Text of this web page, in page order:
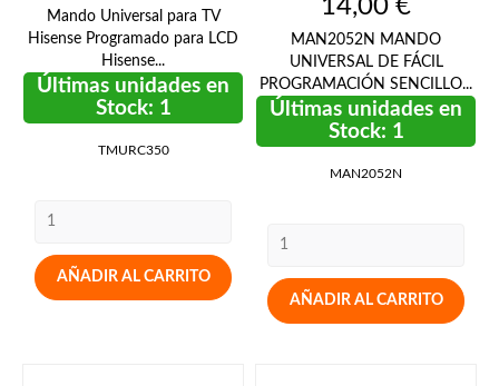
Mando Universal para TV
Hisense Programado para LCD
Hisense...
Últimas unidades en
Stock: 1
TMURC350
AÑADIR AL CARRITO
14,00 €
MAN2052N MANDO
UNIVERSAL DE FÁCIL
PROGRAMACIÓN SENCILLO...
Últimas unidades en
Stock: 1
MAN2052N
AÑADIR AL CARRITO